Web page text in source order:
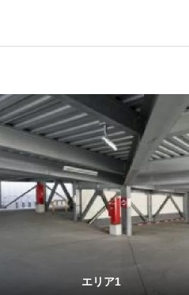
エリア1